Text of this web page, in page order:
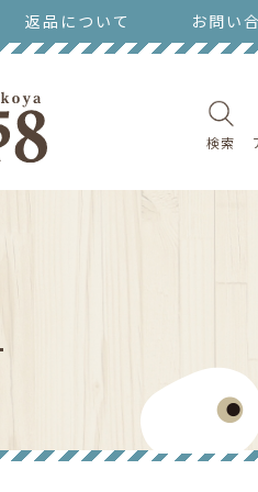
返品について お問い
検索